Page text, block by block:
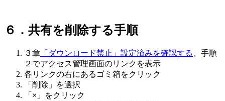
６．共有を削除する手順
３章 「ダウンロード禁止」設定済みを確認する
、手順
２でアクセス管理画面のリンクを表示
各リンクの右にあるゴミ箱をクリック
「削除」を選択
「×」をクリック